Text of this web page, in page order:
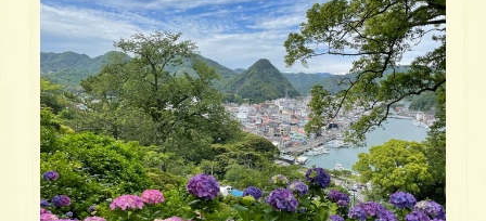
ち
ら